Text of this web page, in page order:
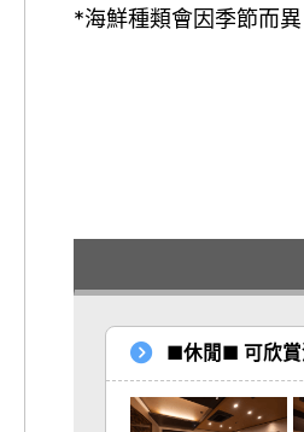
*海鮮種類會因季節而異
■休閒■ 可欣賞